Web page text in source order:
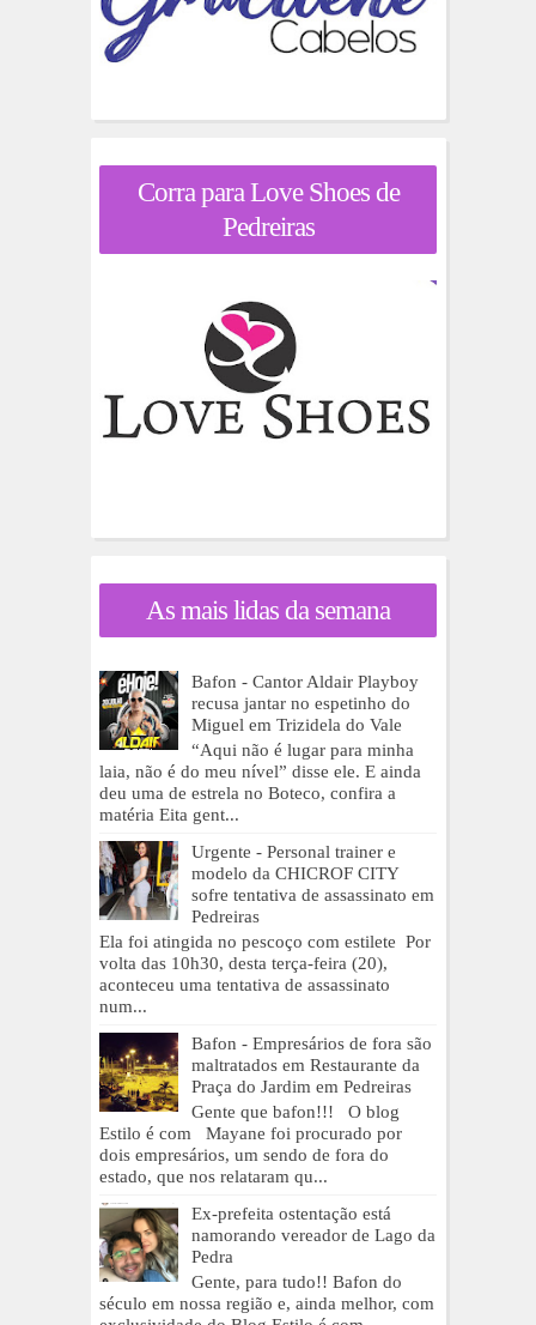
Corra para Love Shoes de
Pedreiras
As mais lidas da semana
Bafon - Cantor Aldair Playboy
recusa jantar no espetinho do
Miguel em Trizidela do Vale
“Aqui não é lugar para minha
laia, não é do meu nível” disse ele. E ainda
deu uma de estrela no Boteco, confira a
matéria Eita gent...
Urgente - Personal trainer e
modelo da CHICROF CITY
sofre tentativa de assassinato em
Pedreiras
Ela foi atingida no pescoço com estilete Por
volta das 10h30, desta terça-feira (20),
aconteceu uma tentativa de assassinato
num...
Bafon - Empresários de fora são
maltratados em Restaurante da
Praça do Jardim em Pedreiras
Gente que bafon!!! O blog
Estilo é com Mayane foi procurado por
dois empresários, um sendo de fora do
estado, que nos relataram qu...
Ex-prefeita ostentação está
namorando vereador de Lago da
Pedra
Gente, para tudo!! Bafon do
século em nossa região e, ainda melhor, com